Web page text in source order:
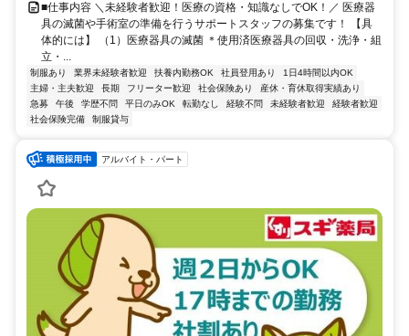
■仕事内容 ＼未経験者歓迎！医療の資格・知識なしでOK！／ 医療器
具の滅菌や手術室の準備を行うサポートスタッフの募集です！ 【具
体的には】 （1）医療器具の滅菌 ＊使用済医療器具の回収・洗浄・組
立・...
制服あり 業界未経験者歓迎 扶養内勤務OK 社員登用あり
1日4時間以内OK
主婦・主夫歓迎
長期 フリーター歓迎 社会保険あり
産休・育休取得実績あり
急募
午後 学歴不問 平日のみOK 転勤なし 経験不問 未経験者歓迎
経験者歓迎
社会保険完備
制服貸与
アルバイト・パート